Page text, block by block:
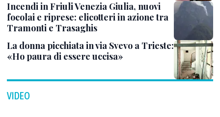
Incendi in Friuli Venezia Giulia, nuovi
focolai e riprese: elicotteri in azione tra
Tramonti e Trasaghis
La donna picchiata in via Svevo a Trieste:
«Ho paura di essere uccisa»
VIDEO